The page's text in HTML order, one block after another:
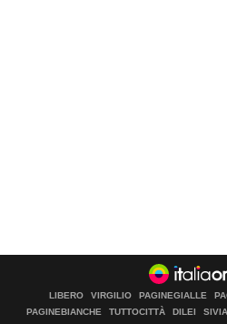
LIBERO VIRGILIO PAGINEGIALLE
PAGINEBIANCHE
TUTTOCITTÀ DILEI